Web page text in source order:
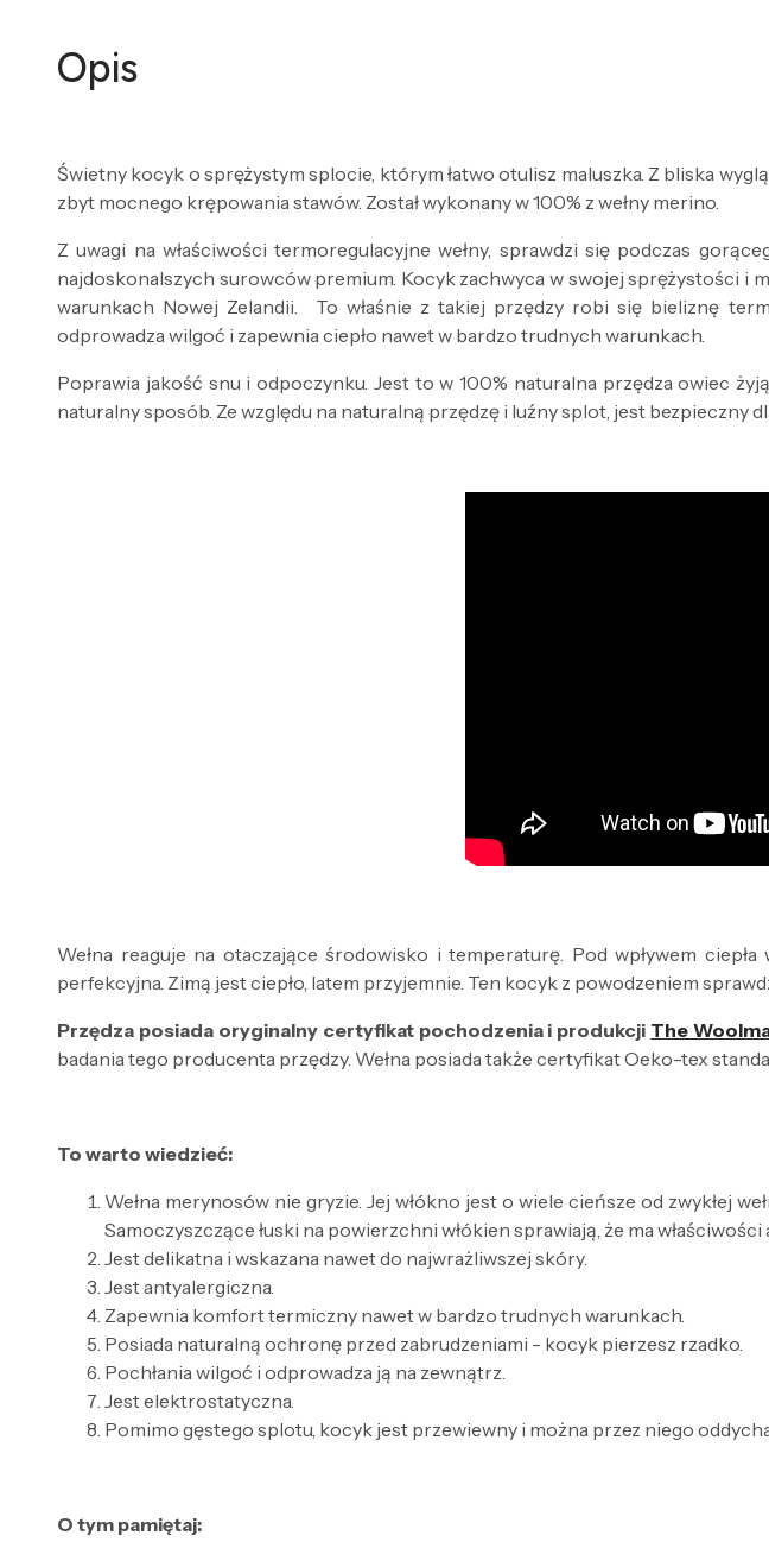
Opis
Świetny kocyk o sprężystym splocie, którym łatwo otulisz maluszka. Z bliska
zbyt mocnego krępowania stawów. Został wykonany w 100% z wełny merino.
Z uwagi na właściwości termoregulacyjne wełny, sprawdzi się podczas
najdoskonalszych surowców premium. Kocyk zachwyca w swojej sprężystości i
warunkach Nowej Zelandii. To właśnie z takiej przędzy robi się bieliznę
odprowadza wilgoć i zapewnia ciepło nawet w bardzo trudnych warunkach.
Poprawia jakość snu i odpoczynku. Jest to w 100% naturalna przędza owiec
naturalny sposób. Ze względu na naturalną przędzę i luźny splot, jest bezpieczny
Wełna reaguje na otaczające środowisko i temperaturę. Pod wpływem
perfekcyjna. Zimą jest ciepło, latem przyjemnie. Ten kocyk z powodzeniem
Przędza posiada oryginalny certyfikat pochodzenia i produkcji The
badania tego producenta przędzy. Wełna posiada także certyfikat Oeko-tex
To warto wiedzieć:
Wełna merynosów nie gryzie. Jej włókno jest o wiele cieńsze od zwykłej
Samoczyszczące łuski na powierzchni włókien sprawiają, że ma
Jest delikatna i wskazana nawet do najwrażliwszej skóry.
Jest antyalergiczna.
Zapewnia komfort termiczny nawet w bardzo trudnych warunkach.
Posiada naturalną ochronę przed zabrudzeniami - kocyk pierzesz rzadko.
Pochłania wilgoć i odprowadza ją na zewnątrz.
Jest elektrostatyczna.
Pomimo gęstego splotu, kocyk jest przewiewny i można przez niego
O tym pamiętaj: